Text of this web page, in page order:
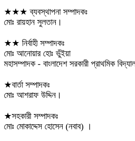
★★★ ব্যবস্থাপনা সম্পাদকঃ
মোঃ রায়হান সুলতান।
★★ নির্বাহী সম্পাদকঃ
মোঃ আনোয়ার হোঃ ভুঁইয়া
মহাসম্পাদক - বাংলাদেশ সরকারী প্রাথমিক
★বার্তা সম্পাদকঃ
মোঃ আশরাফ উদ্দিন।
★সহকারী সম্পাদকঃ
মোঃ মোকাদ্দেস হোসেন (নবাব) ।